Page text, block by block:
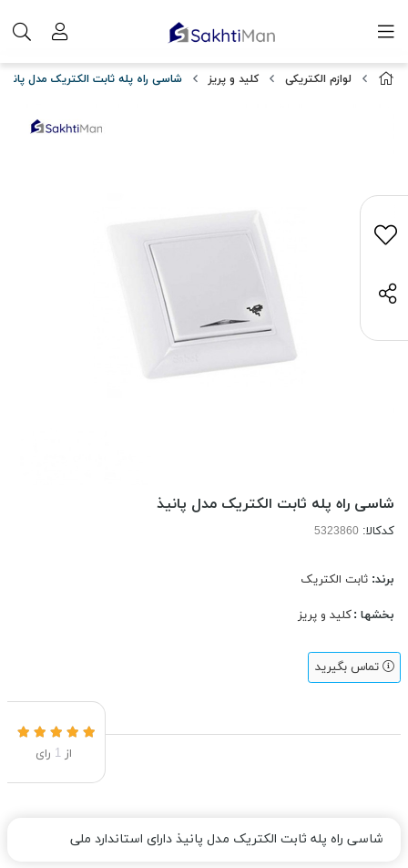
لوازم الکتریکی کلید و پریز شاسی راه پله ثابت الکتریک مدل پانیذ
شاسی راه پله ثابت الکتریک مدل پانیذ
کدکالا:
برند: ثابت الکتریک
بخشها :کلید و پریز
تماس بگیرید
از 1 رای
شاسی راه پله ثابت الکتریک مدل پانیذ دارای استاندارد ملی